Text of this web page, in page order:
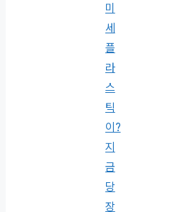
미
세
플
라
스
틱
이?
지
금
당
장